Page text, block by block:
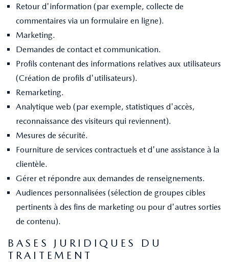
Retour d'information (par exemple, collecte de
commentaires via un formulaire en ligne).
Marketing.
Demandes de contact et communication.
Profils contenant des informations relatives aux utilisateurs
(Création de profils d'utilisateurs).
Remarketing.
Analytique web (par exemple, statistiques d'accès,
reconnaissance des visiteurs qui reviennent).
Mesures de sécurité.
Fourniture de services contractuels et d'une assistance à la
clientèle.
Gérer et répondre aux demandes de renseignements.
Audiences personnalisées (sélection de groupes cibles
pertinents à des fins de marketing ou pour d'autres sorties
de contenu).
BASES JURIDIQUES DU
TRAITEMENT